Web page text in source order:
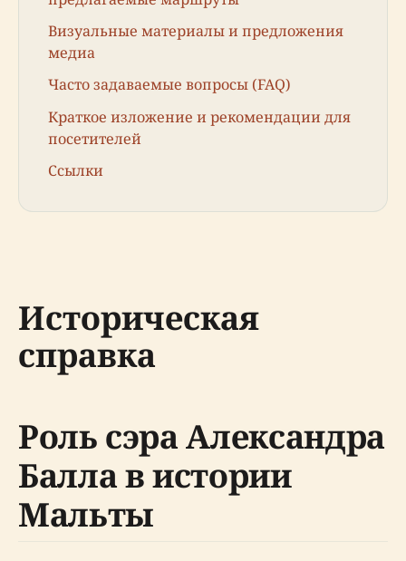
Визуальные материалы и предложения
медиа
Часто задаваемые вопросы (FAQ)
Краткое изложение и рекомендации для
посетителей
Ссылки
Историческая
справка
Роль сэра Александра
Балла в истории
Мальты